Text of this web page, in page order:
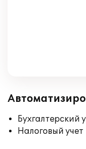
Бухгалтерский
Налоговый учет